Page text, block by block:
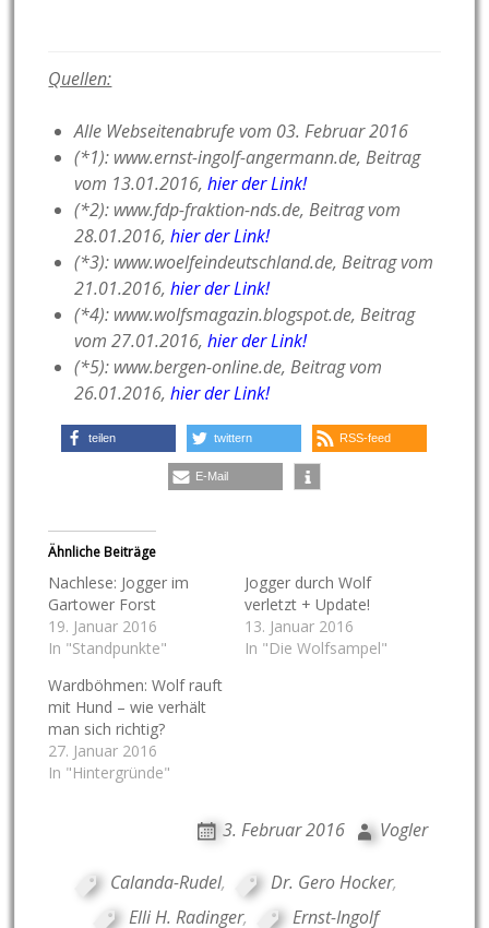
Quellen:
Alle Webseitenabrufe vom 03. Februar 2016
(*1): www.ernst-ingolf-angermann.de, Beitrag
vom 13.01.2016,hier der Link!
(*2): www.fdp-fraktion-nds.de, Beitrag vom
28.01.2016,hier der Link!
(*3): www.woelfeindeutschland.de, Beitrag vom
21.01.2016,hier der Link!
(*4): www.wolfsmagazin.blogspot.de, Beitrag
vom 27.01.2016,hier der Link!
(*5): www.bergen-online.de, Beitrag vom
26.01.2016, hier der Link!
teilen twittern RSS-feed
E-Mail
Ähnliche Beiträge
Nachlese: Jogger im
Gartower Forst
19. Januar 2016
In "Standpunkte"
Jogger durch Wolf
verletzt + Update!
13. Januar 2016
In "Die Wolfsampel"
Wardböhmen: Wolf rauft
mit Hund – wie verhält
man sich richtig?
27. Januar 2016
In "Hintergründe"
3. Februar 2016 Vogler
Calanda-Rudel, Dr. Gero Hocker,
Elli H. Radinger, Ernst-Ingolf